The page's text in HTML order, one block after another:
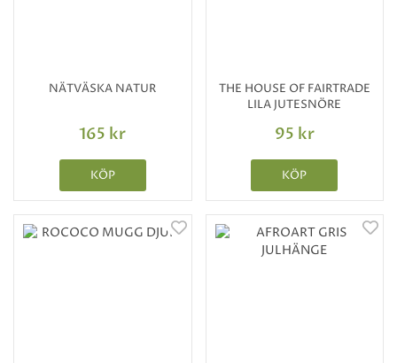
NÄTVÄSKA NATUR
165 kr
KÖP
THE HOUSE OF FAIRTRADE
LILA JUTESNÖRE
95 kr
KÖP